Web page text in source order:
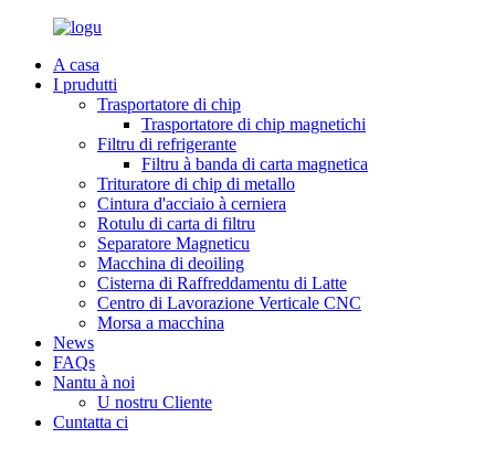
A casa
I prudutti
Trasportatore di chip
Trasportatore di chip magnetichi
Filtru di refrigerante
Filtru à banda di carta magnetica
Trituratore di chip di metallo
Cintura d'acciaio à cerniera
Rotulu di carta di filtru
Separatore Magneticu
Macchina di deoiling
Cisterna di Raffreddamentu di Latte
Centro di Lavorazione Verticale CNC
Morsa a macchina
News
FAQs
Nantu à noi
U nostru Cliente
Cuntatta ci